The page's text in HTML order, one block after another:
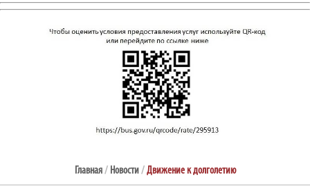
Главная / Новости / Движение к долголетию